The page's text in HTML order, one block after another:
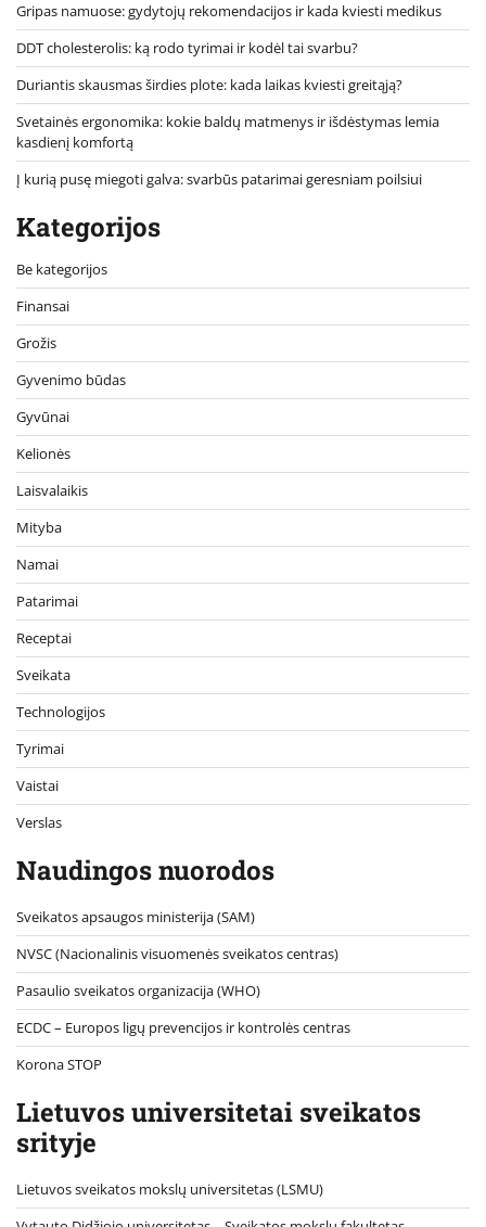
Gripas namuose: gydytojų rekomendacijos ir kada kviesti medikus
DDT cholesterolis: ką rodo tyrimai ir kodėl tai svarbu?
Duriantis skausmas širdies plote: kada laikas kviesti greitąją?
Svetainės ergonomika: kokie baldų matmenys ir išdėstymas lemia
kasdienį komfortą
Į kurią pusę miegoti galva: svarbūs patarimai geresniam poilsiui
Kategorijos
Be kategorijos
Finansai
Grožis
Gyvenimo būdas
Gyvūnai
Kelionės
Laisvalaikis
Mityba
Namai
Patarimai
Receptai
Sveikata
Technologijos
Tyrimai
Vaistai
Verslas
Naudingos nuorodos
Sveikatos apsaugos ministerija (SAM)
NVSC (Nacionalinis visuomenės sveikatos centras)
Pasaulio sveikatos organizacija (WHO)
ECDC – Europos ligų prevencijos ir kontrolės centras
Korona STOP
Lietuvos universitetai sveikatos
srityje
Lietuvos sveikatos mokslų universitetas (LSMU)